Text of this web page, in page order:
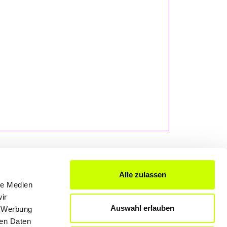
Medien
Daten
Alle zulassen
Auswahl erlauben
FÜR UNTERNEHMER